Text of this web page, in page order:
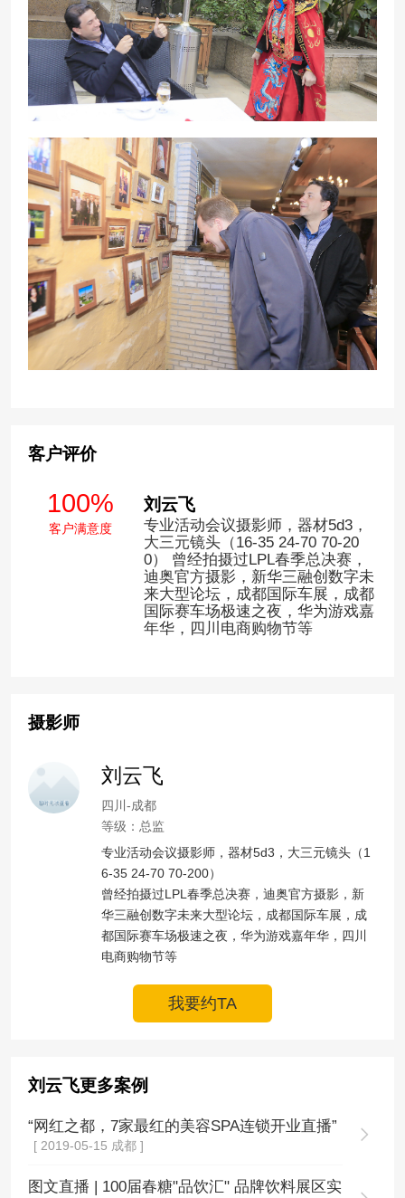
客户评价
100%
客户满意度
刘云飞
专业活动会议摄影师，器材5d3，
大三元镜头（16-35 24-70 70-20
0） 曾经拍摄过LPL春季总决赛，
迪奥官方摄影，新华三融创数字未
来大型论坛，成都国际车展，成都
国际赛车场极速之夜，华为游戏嘉
年华，四川电商购物节等
摄影师
刘云飞
四川-成都
等级：总监
专业活动会议摄影师，器材5d3，大三元镜头（1
6-35 24-70 70-200）
曾经拍摄过LPL春季总决赛，迪奥官方摄影，新
华三融创数字未来大型论坛，成都国际车展，成
都国际赛车场极速之夜，华为游戏嘉年华，四川
电商购物节等
我要约TA
刘云飞更多案例
“网红之都，7家最红的美容SPA连锁开业直播”
[ 2019-05-15 成都 ]
图文直播 | 100届春糖"品饮汇" 品牌饮料展区实